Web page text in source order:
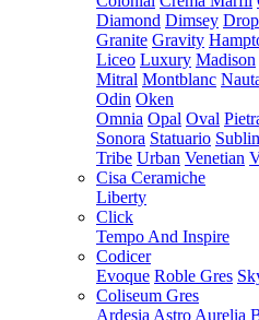
Diamond Dimsey Drop
Granite Gravity
Liceo Luxury Madison
Mitral Montblanc
Odin Oken
Omnia Opal Oval
Sonora Statuario
Tribe Urban Venetian
Cisa Ceramiche
Liberty
Click
Tempo And Inspire
Codicer
Evoque Roble Gres
Coliseum Gres
Ardesia Astro Aurelia